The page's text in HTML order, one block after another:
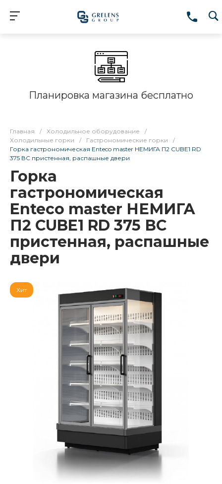
Планировка магазина бесплатно
Главная / Холодильное оборудование
/
Холодильные горки
/ Гастрономические горки
/
Горка гастрономическая Enteco master НЕМИГА П2 CUBE1 RD
375 ВС пристенная, распашные двери
Горка
гастрономическая
Enteco master НЕМИГА
П2 CUBE1 RD 375 ВС
пристенная, распашные
двери
Хит